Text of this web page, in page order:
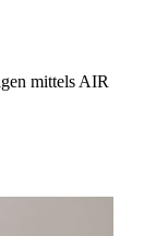
mittels AIR